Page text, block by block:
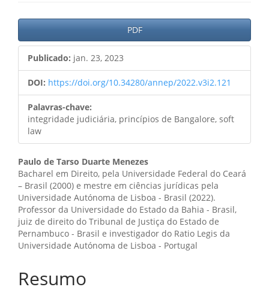
Barra
lateral
de
artigos
PDF
Publicado: jan. 23, 2023
DOI: https://doi.org/10.34280/annep/2022.v3i2.121
Palavras-chave:
integridade judiciária, princípios de Bangalore, soft
law
Conteúdo
do
artigo
principal
Paulo de Tarso Duarte Menezes
Bacharel em Direito, pela Universidade Federal do Ceará
– Brasil (2000) e mestre em ciências jurídicas pela
Universidade Autónoma de Lisboa - Brasil (2022).
Professor da Universidade do Estado da Bahia - Brasil,
juiz de direito do Tribunal de Justiça do Estado de
Pernambuco - Brasil e investigador do Ratio Legis da
Universidade Autónoma de Lisboa - Portugal
Resumo